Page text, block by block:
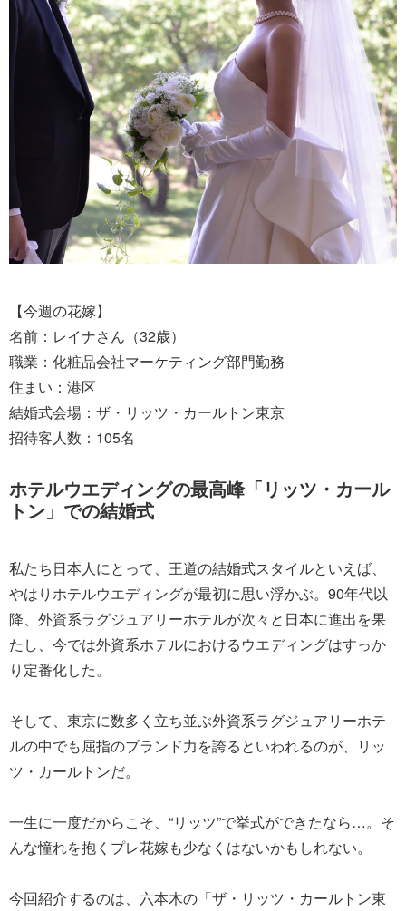
【今週の花嫁】
名前：レイナさん（32歳）
職業：化粧品会社マーケティング部門勤務
住まい：港区
結婚式会場：ザ・リッツ・カールトン東京
招待客人数：105名
ホテルウエディングの最高峰「リッツ・カール
トン」での結婚式
私たち日本人にとって、王道の結婚式スタイルといえば、
やはりホテルウエディングが最初に思い浮かぶ。90年代以
降、外資系ラグジュアリーホテルが次々と日本に進出を果
たし、今では外資系ホテルにおけるウエディングはすっか
り定番化した。
そして、東京に数多く立ち並ぶ外資系ラグジュアリーホテ
ルの中でも屈指のブランド力を誇るといわれるのが、リッ
ツ・カールトンだ。
一生に一度だからこそ、“リッツ”で挙式ができたなら…。そ
んな憧れを抱くプレ花嫁も少なくはないかもしれない。
今回紹介するのは、六本木の「ザ・リッツ・カールトン東